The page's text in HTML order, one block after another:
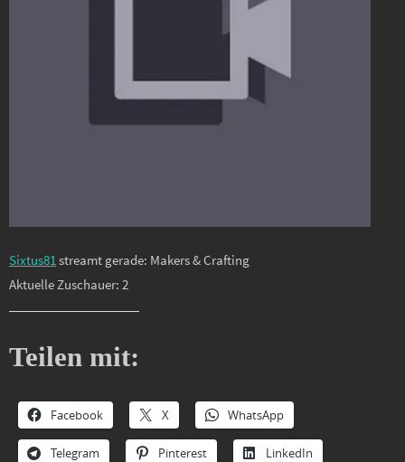
Sixtus81streamt gerade: Makers & Crafting
Aktuelle Zuschauer: 2
Teilen mit:
Facebook X WhatsApp
Telegram Pinterest LinkedIn